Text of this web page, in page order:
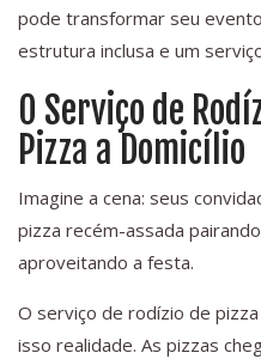
pode transformar seu
estrutura inclusa e um
O Serviço de
Pizza a Domicílio
Imagine a cena: seus
pizza recém-assada
aproveitando a festa.
O serviço de rodízio de
isso realidade. As pizzas